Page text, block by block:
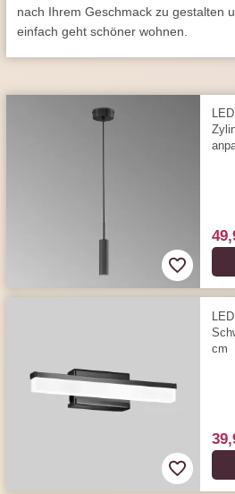
nach Ihrem Geschmack zu gestalten
einfach geht schöner wohnen.
cm